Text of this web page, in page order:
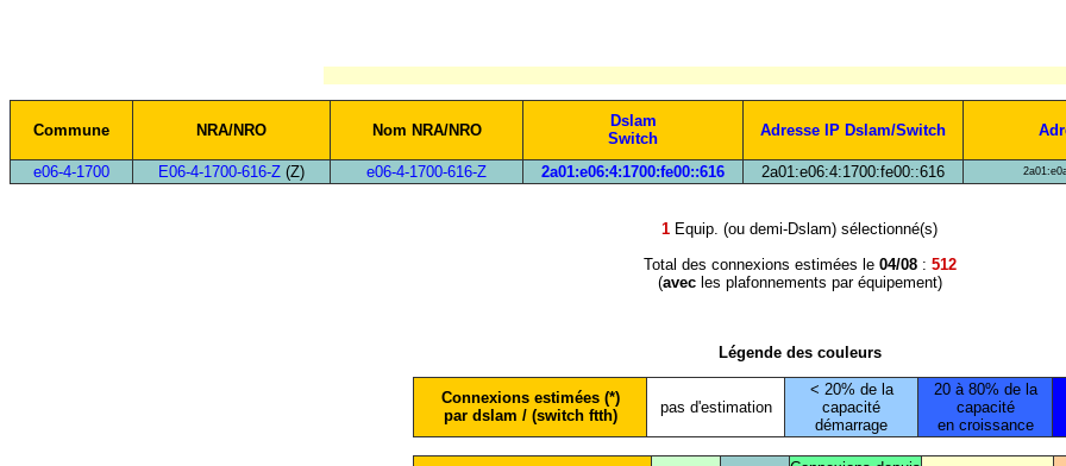
Commune NRA/NRO Nom NRA/NRO
Dslam
Switch
Adresse IP Dslam/Switch
e06-4-1700
E06-4-1700-616-Z (Z) e06-4-1700-616-Z 2a01:e06:4:1700:fe00::616 2a01:e06:4:1700:fe00::616
1 Equip. (ou demi-Dslam) sélectionné(s)
Total des connexions estimées le 04/08: 512
(avecles plafonnements par équipement)
Légende des couleurs
Connexions estimées (*)
par dslam / (switch ftth)
pas d'estimation
< 20% de la
capacité
démarrage
20 à 80% de la
capacité
en croissance